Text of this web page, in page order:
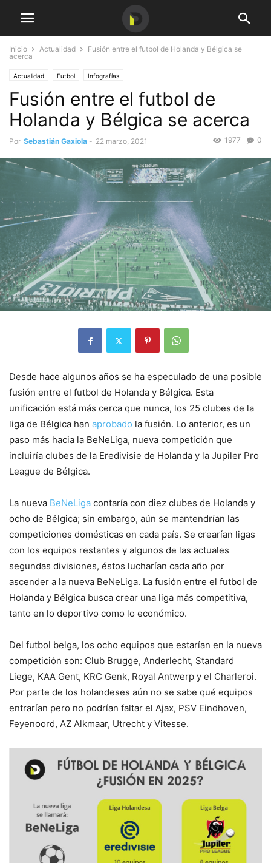
Inicio Actualidad
Fusión entre el futbol de Holanda y Bélgica se
acerca
Actualidad Futbol Infografías
Fusión entre el futbol de
Holanda y Bélgica se acerca
Por Sebastián Gaxiola - 22 marzo, 2021 0
1977
Desde hace algunos años se ha especulado de una posible
fusión entre el futbol de Holanda y Bélgica. Esta
unificación está más cerca que nunca, los 25 clubes de la
liga de Bélgica han aprobado la fusión. Lo anterior, es un
paso más hacia la BeNeLiga, nueva competición que
incluiría clubes de la Eredivisie de Holanda y la Jupiler Pro
League de Bélgica.
La nueva BeNeLiga contaría con diez clubes de Holanda y
ocho de Bélgica; sin embargo, aún se mantendrían las
competiciones domésticas en cada país. Se crearían ligas
con los equipos restantes y algunos de las actuales
segundas divisiones, éstos lucharían cada año por
ascender a la nueva BeNeLiga. La fusión entre el futbol de
Holanda y Bélgica busca crear una liga más competitiva,
tanto en lo deportivo como lo económico.
Del futbol belga, los ocho equipos que estarían en la nueva
competición son: Club Brugge, Anderlecht, Standard
Liege, KAA Gent, KRC Genk, Royal Antwerp y el Charleroi.
Por parte de los holandeses aún no se sabe qué equipos
entrarían pero no podrían faltar el Ajax, PSV Eindhoven,
Feyenoord, AZ Alkmaar, Utrecht y Vitesse.